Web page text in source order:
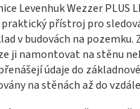
Levenhuk Wezzer
přístroj pro
v budovách na
ji namontovat na stěnu
údaje do
na stěnách až do